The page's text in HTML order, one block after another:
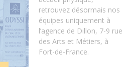
retrouvez désormais nos
équipes uniquement à
l’agence de Dillon, 7-9 rue
des Arts et Métiers, à
Fort-de-France.